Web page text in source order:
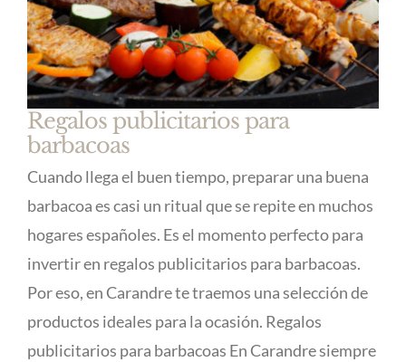
Regalos publicitarios para
barbacoas
Cuando llega el buen tiempo, preparar una buena
barbacoa es casi un ritual que se repite en muchos
hogares españoles. Es el momento perfecto para
invertir en regalos publicitarios para barbacoas.
Por eso, en Carandre te traemos una selección de
productos ideales para la ocasión. Regalos
publicitarios para barbacoas En Carandre siempre